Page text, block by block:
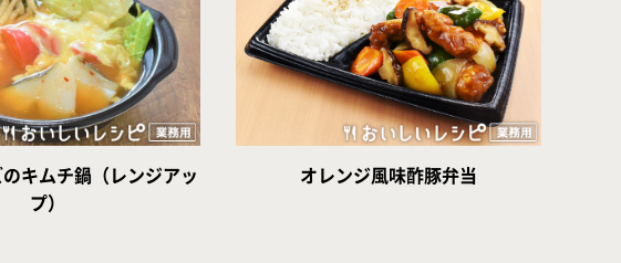
のキムチ鍋（レンジアッ
プ）
オレンジ風味酢豚弁当